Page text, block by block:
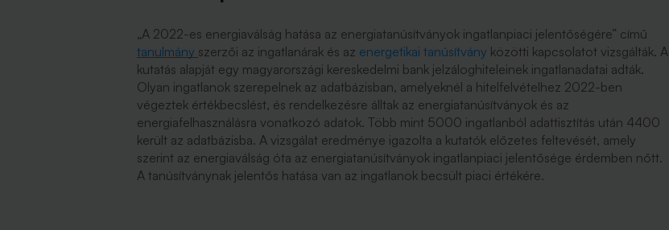
„A 2022-es energiaválság hatása az energiatanúsítványok ingatlanpiaci jelentőségére” című
tanulmány szerzői az ingatlanárak és az energetikai tanúsítvány közötti kapcsolatot vizsgálták. A
kutatás alapját egy magyarországi kereskedelmi bank jelzáloghiteleinek ingatlanadatai adták.
Olyan ingatlanok szerepelnek az adatbázisban, amelyeknél a hitelfelvételhez 2022-ben
végeztek értékbecslést, és rendelkezésre álltak az energiatanúsítványok és az
energiafelhasználásra vonatkozó adatok. Több mint 5000 ingatlanból adattisztítás után 4400
került az adatbázisba. A vizsgálat eredménye igazolta a kutatók előzetes feltevését, amely
szerint az energiaválság óta az energiatanúsítványok ingatlanpiaci jelentősége érdemben nőtt.
A tanúsítványnak jelentős hatása van az ingatlanok becsült piaci értékére.